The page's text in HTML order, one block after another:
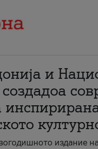
и
издание